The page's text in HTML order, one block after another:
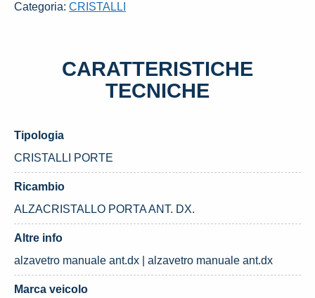
Categoria: CRISTALLI
CARATTERISTICHE
TECNICHE
Tipologia
CRISTALLI PORTE
Ricambio
ALZACRISTALLO PORTA ANT. DX.
Altre info
alzavetro manuale ant.dx | alzavetro manuale ant.dx
Marca veicolo